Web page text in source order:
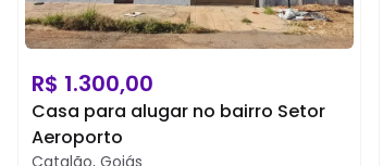
R$ 1.300,00
Casa para alugar no bairro Setor
Aeroporto
Catalão, Goiás